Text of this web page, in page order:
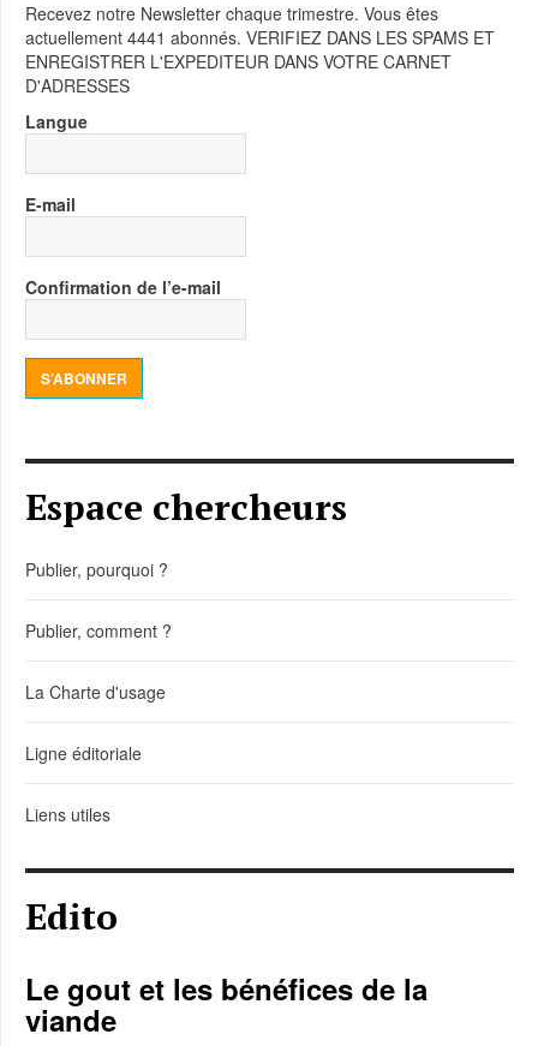
Recevez notre Newsletter chaque trimestre. Vous êtes
actuellement 4441 abonnés. VERIFIEZ DANS LES SPAMS ET
ENREGISTRER L'EXPEDITEUR DANS VOTRE CARNET
D'ADRESSES
Langue
E-mail
Confirmation de l’e-mail
S’ABONNER
Espace chercheurs
Publier, pourquoi ?
Publier, comment ?
La Charte d'usage
Ligne éditoriale
Liens utiles
Edito
Le gout et les bénéfices de la
viande